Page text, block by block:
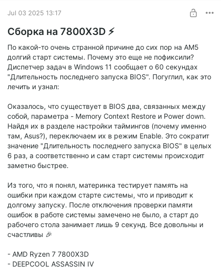
Jul 03 2025 13:17
Сборка на 7800X3D ⚡
По какой-то очень странной причине до сих пор на AM5
долгий старт системы. Почему это еще не пофиксили?
Диспетчер задач в Windows 11 сообщает о 60 секундах
"Длительность последнего запуска BIOS". Погуглил, как это
лечить и узнал:
Оказалось, что существует в BIOS два, связанных между
собой, параметра - Memory Context Restore и Power down.
Найдя их в разделе настройки таймингов (почему именно
там, Asus?), переключаем их в режим Enable. Это сократит
значение "Длительность последнего запуска BIOS" в целых
6 раз, а соответственно и сам старт системы происходит
заметно быстрее.
Из того, что я понял, материнка тестирует память на
ошибки при каждом старте системы, что и приводит к
долгому запуску. После отключения проверки памяти
ошибок в работе системы замечено не было, а старт до
рабочего стола занимает лишь 9 секунд. Все довольны и
счастливы 🎉
- AMD Ryzen 7 7800X3D
- DEEPCOOL ASSASSIN IV